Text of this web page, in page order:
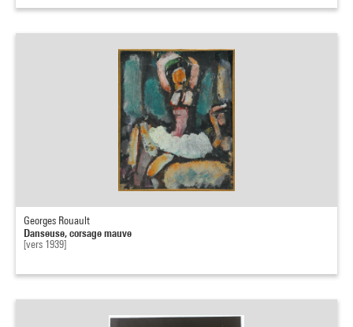
Georges Rouault
Danseuse, corsage mauve
[vers 1939]